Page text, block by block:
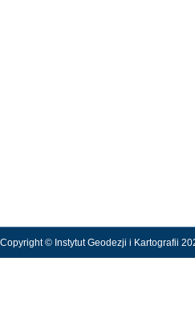
Copyright © Instytut Geodezji i Kartografii